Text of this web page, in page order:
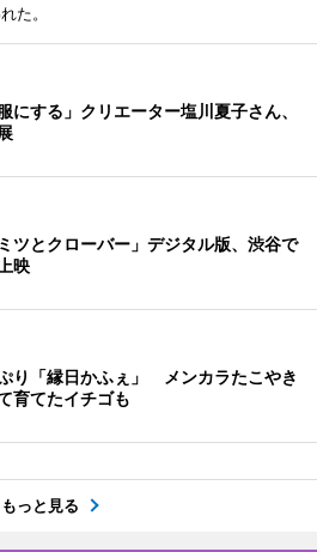
た。
にする」クリエーター塩川夏子さん、
ツとクローバー」デジタル版、渋谷で
映
り「縁日かふぇ」 メンカラたこやき
育てたイチゴも
もっと見る